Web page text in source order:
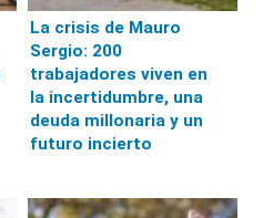
La crisis de Mauro
Sergio: 200
trabajadores viven en
la incertidumbre, una
deuda millonaria y un
futuro incierto